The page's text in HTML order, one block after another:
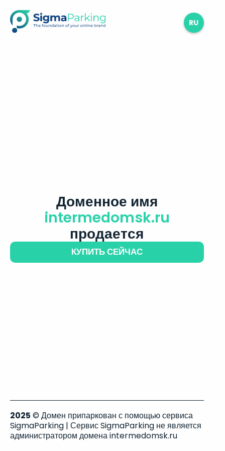
RU
Доменное имя
intermedomsk.ru
продается
КУПИТЬ СЕЙЧАС
2025 © Домен припаркован с помощью сервиса
SigmaParking | Сервис SigmaParking не является
администратором домена intermedomsk.ru